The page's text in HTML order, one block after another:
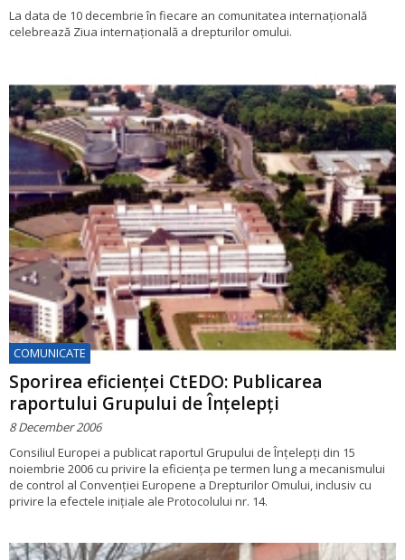
La data de 10 decembrie în fiecare an comunitatea internațională
celebrează Ziua internațională a drepturilor omului.
COMUNICATE
Sporirea eficienței CtEDO: Publicarea
raportului Grupului de Înțelepți
8 December 2006
Consiliul Europei a publicat raportul Grupului de Înțelepți din 15
noiembrie 2006 cu privire la eficiența pe termen lung a mecanismului
de control al Convenției Europene a Drepturilor Omului, inclusiv cu
privire la efectele inițiale ale Protocolului nr. 14.